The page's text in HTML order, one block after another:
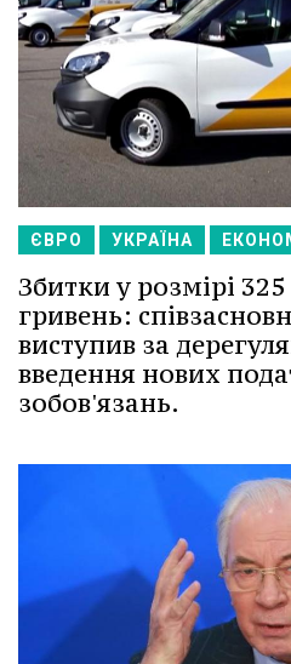
ЄВРО УКРАЇНА
Збитки у розмірі
гривень:
виступив за
введення нових
зобов'язань.